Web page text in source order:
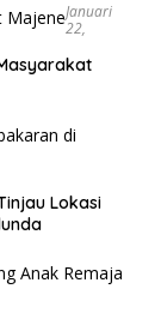
Januari
22,
Lokasi